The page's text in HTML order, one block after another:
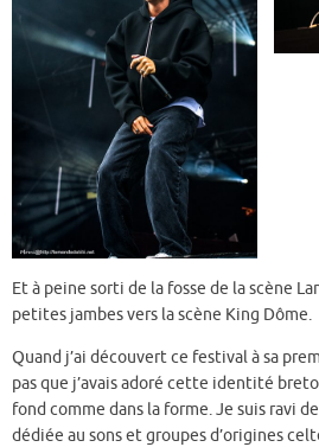
Et à peine sorti de la fosse de la scène
petites jambes vers la scène King Dôme.
Quand j’ai découvert ce festival à sa
pas que j’avais adoré cette identité
fond comme dans la forme. Je suis ravi
dédiée au sons et groupes d’origines